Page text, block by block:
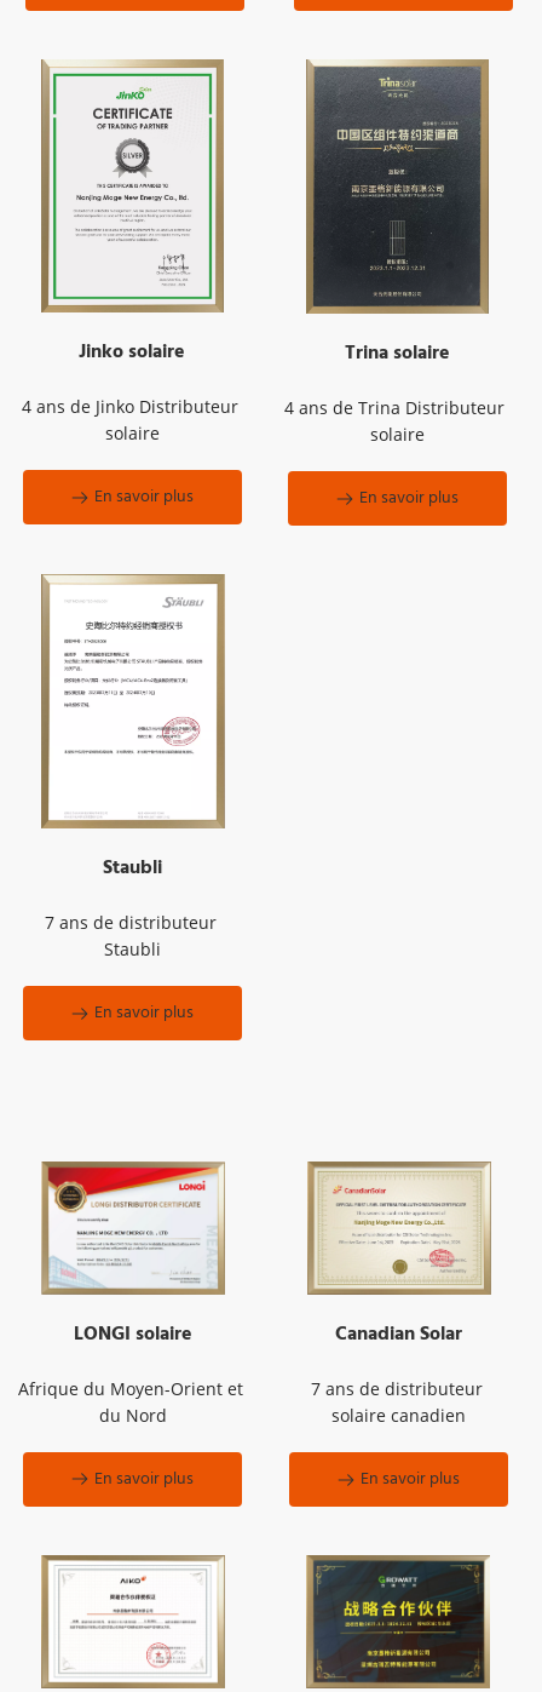
Jinko solaire
4 ans de Jinko Distributeur
solaire
En savoir plus
Trina solaire
4 ans de Trina Distributeur
solaire
En savoir plus
Staubli
7 ans de distributeur
Staubli
En savoir plus
LONGI solaire
Afrique du Moyen-Orient et
du Nord
En savoir plus
Canadian Solar
7 ans de distributeur
solaire canadien
En savoir plus